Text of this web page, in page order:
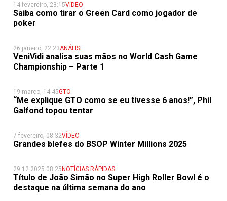
14 fevereiro, 23:15VÍDEO
Saiba como tirar o Green Card como jogador de
poker
26 janeiro, 22:23ANÁLISE
VeniVidi analisa suas mãos no World Cash Game
Championship – Parte 1
19 março, 14:45GTO
“Me explique GTO como se eu tivesse 6 anos!”, Phil
Galfond topou tentar
7 fevereiro, 08:32VÍDEO
Grandes blefes do BSOP Winter Millions 2025
29.12.2025 08:25 NOTÍCIAS RÁPIDAS
Título de João Simão no Super High Roller Bowl é o
destaque na última semana do ano